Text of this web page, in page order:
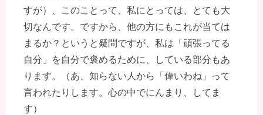
すが）、このことって、私にとっては、とても大
切なんです。ですから、他の方にもこれが当ては
まるか？というと疑問ですが、私は「頑張ってる
自分」を自分で褒めるために、している部分もあ
ります。（あ、知らない人から「偉いわね」って
言われたりします。心の中でにんまり、してま
す）